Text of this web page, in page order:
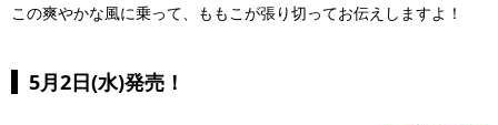
この爽やかな風に乗って、ももこが張り切ってお伝えしますよ！
5月2日(水)発売！